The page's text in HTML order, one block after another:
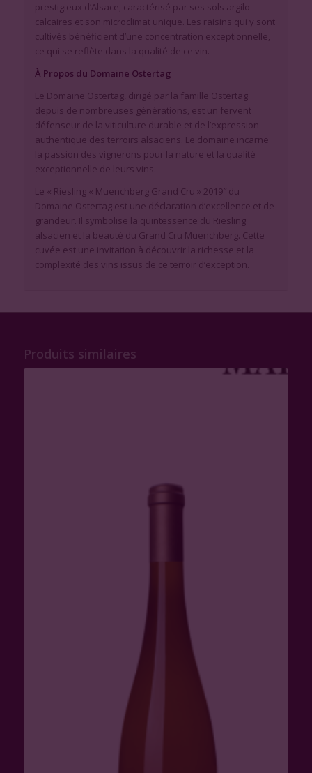
prestigieux d’Alsace, caractérisé par ses sols argilo-
calcaires et son microclimat unique. Les raisins qui y sont
cultivés bénéficient d’une concentration exceptionnelle,
ce qui se reflète dans la qualité de ce vin.
À Propos du Domaine Ostertag
Le Domaine Ostertag, dirigé par la famille Ostertag
depuis de nombreuses générations, est un fervent
défenseur de la viticulture durable et de l’expression
authentique des terroirs alsaciens. Le domaine incarne
la passion des vignerons pour la nature et la qualité
exceptionnelle de leurs vins.
Le « Riesling « Muenchberg Grand Cru » 2019″ du
Domaine Ostertag est une déclaration d’excellence et de
grandeur. Il symbolise la quintessence du Riesling
alsacien et la beauté du Grand Cru Muenchberg. Cette
cuvée est une invitation à découvrir la richesse et la
complexité des vins issus de ce terroir d’exception.
Produits similaires